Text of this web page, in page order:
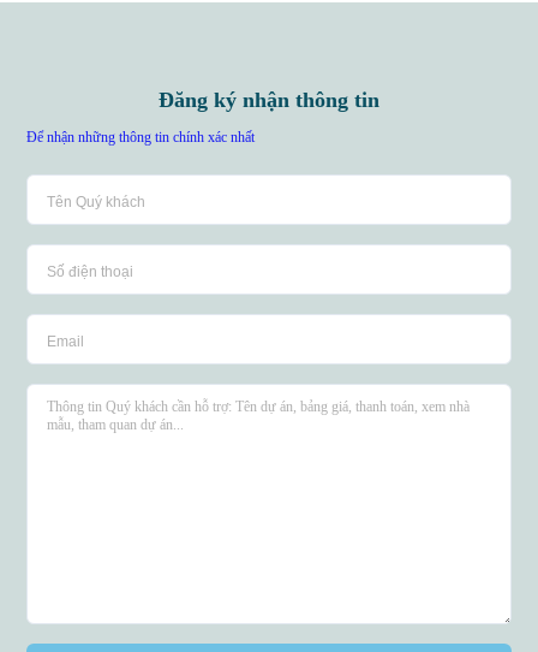
Đăng ký nhận thông tin
Để nhận những thông tin chính xác nhất